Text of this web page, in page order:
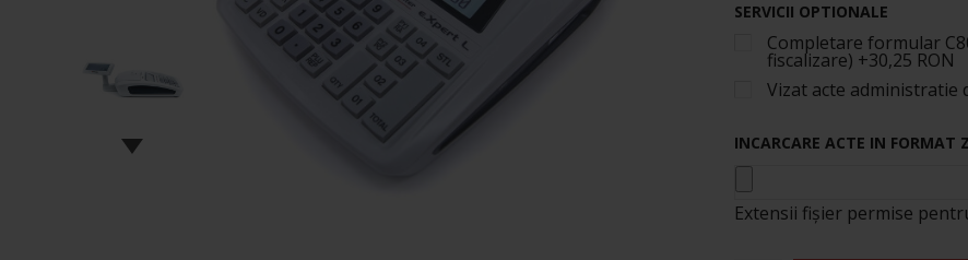
SERVICII OPTIONALE
Completare formular
fiscalizare) +30,25 RON
Vizat acte administratie
INCARCARE ACTE IN FORMAT
Extensii fișier permise